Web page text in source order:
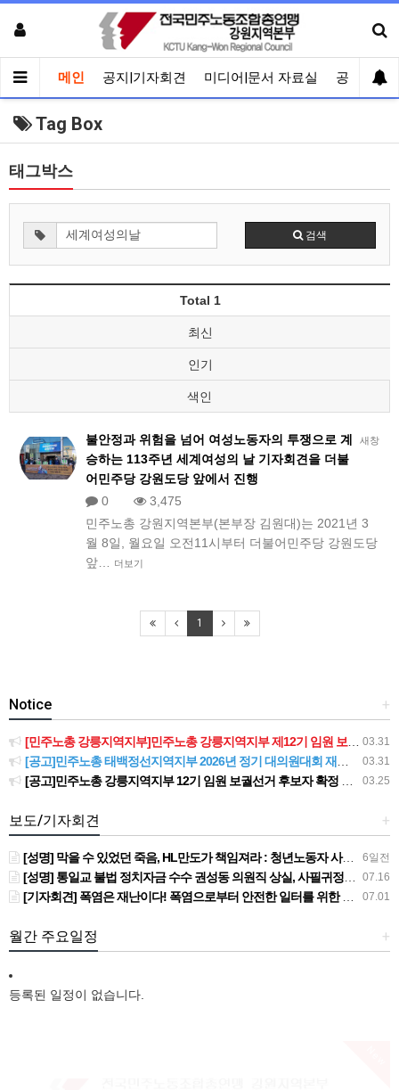
메인 공지|기자회견 미디어|문서 자료실 공유게시
Tag Box
태그박스
검색
Total 1
최신
인기
색인
새창
불안정과 위험을 넘어 여성노동자의 투쟁으로 계
승하는 113주년 세계여성의 날 기자회견을 더불
어민주당 강원도당 앞에서 진행
0
3,475
민주노총 강원지역본부(본부장 김원대)는 2021년 3
월 8일, 월요일 오전11시부터 더불어민주당 강원도당
앞…
더보기
1
+
Notice
03.31
[민주노총 강릉지역지부]민주노총 강릉지역지부 제12기 임원 보궐선거결과 공고
03.31
[공고]민주노총 태백정선지역지부 2026년 정기 대의원대회 재소집 건
03.25
[공고]민주노총 강릉지역지부 12기 임원 보궐선거 후보자 확정 공고
+
보도/기자회견
6일전
[성명] 막을 수 있었던 죽음, HL만도가 책임져라 : 청년노동자 사망사고의 철저한 진상규명과 재발방지 대책 마련하라
07.16
[성명] 통일교 불법 정치자금 수수 권성동 의원직 상실, 사필귀정이다
07.01
[기자회견] 폭염은 재난이다! 폭염으로부터 안전한 일터를 위한 민주노총 강원지역본부 폭염감시단 선포 기자회견
+
월간 주요일정
등록된 일정이 없습니다.